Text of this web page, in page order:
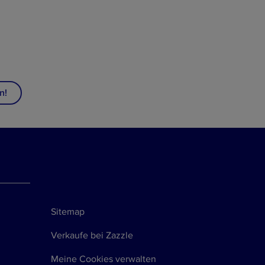
Sitemap
Verkaufe bei Zazzle
Meine Cookies verwalten